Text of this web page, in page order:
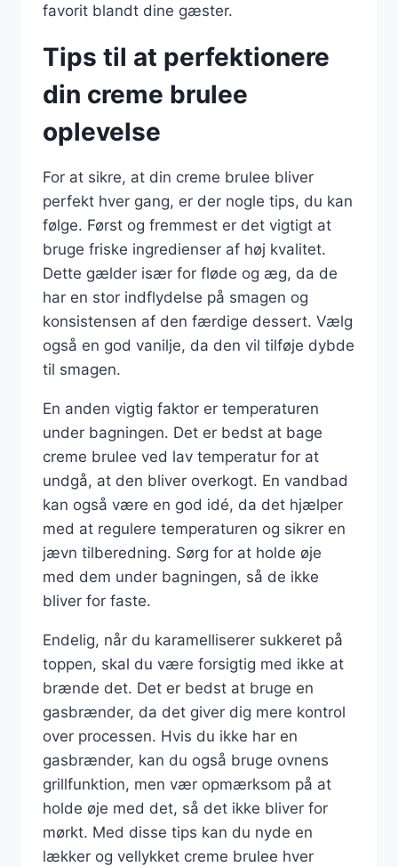
favorit blandt dine gæster.
Tips til at perfektionere
din creme brulee
oplevelse
For at sikre, at din creme brulee bliver
perfekt hver gang, er der nogle tips, du kan
følge. Først og fremmest er det vigtigt at
bruge friske ingredienser af høj kvalitet.
Dette gælder især for fløde og æg, da de
har en stor indflydelse på smagen og
konsistensen af den færdige dessert. Vælg
også en god vanilje, da den vil tilføje dybde
til smagen.
En anden vigtig faktor er temperaturen
under bagningen. Det er bedst at bage
creme brulee ved lav temperatur for at
undgå, at den bliver overkogt. En vandbad
kan også være en god idé, da det hjælper
med at regulere temperaturen og sikrer en
jævn tilberedning. Sørg for at holde øje
med dem under bagningen, så de ikke
bliver for faste.
Endelig, når du karamelliserer sukkeret på
toppen, skal du være forsigtig med ikke at
brænde det. Det er bedst at bruge en
gasbrænder, da det giver dig mere kontrol
over processen. Hvis du ikke har en
gasbrænder, kan du også bruge ovnens
grillfunktion, men vær opmærksom på at
holde øje med det, så det ikke bliver for
mørkt. Med disse tips kan du nyde en
lækker og vellykket creme brulee hver